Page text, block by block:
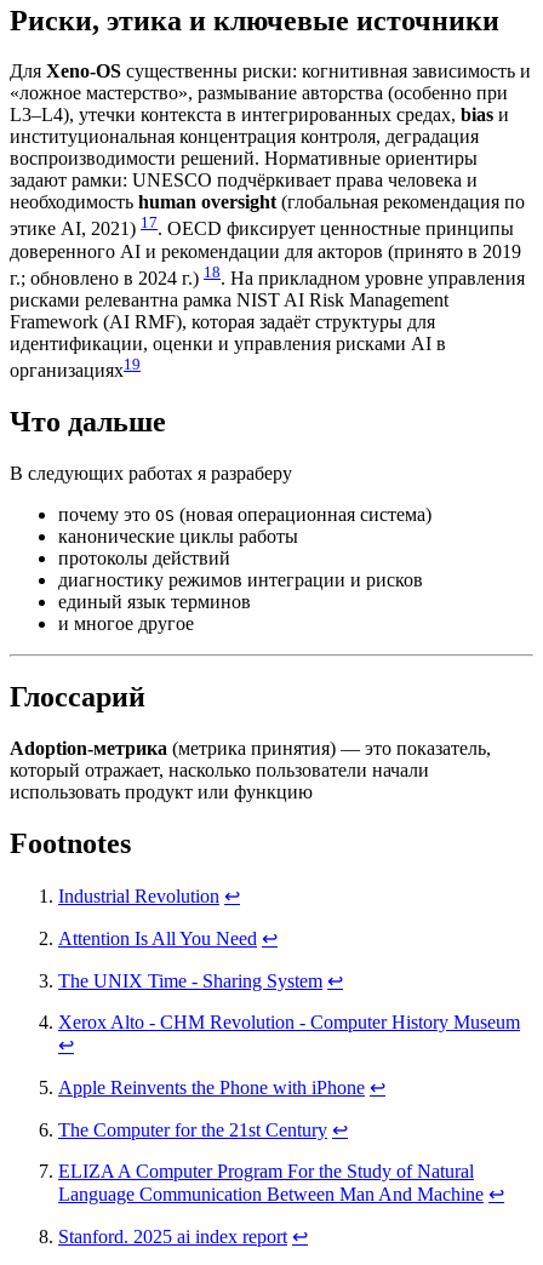
Риски, этика и ключевые источники
Для Xeno-OS существенны риски: когнитивная зависимость и
«ложное мастерство», размывание авторства (особенно при
L3–L4), утечки контекста в интегрированных средах, bias и
институциональная концентрация контроля, деградация
воспроизводимости решений. Нормативные ориентиры
задают рамки: UNESCO подчёркивает права человека и
необходимость human oversight(глобальная рекомендация по
этике AI, 2021) 17. OECD фиксирует ценностные принципы
доверенного AI и рекомендации для акторов (принято в 2019
г.; обновлено в 2024 г.) 18. На прикладном уровне управления
рисками релевантна рамка NIST AI Risk Management
Framework (AI RMF), которая задаёт структуры для
идентификации, оценки и управления рисками AI в
организациях19
Что дальше
В следующих работах я разраберу
почему это OS (новая операционная система)
канонические циклы работы
протоколы действий
диагностику режимов интеграции и рисков
единый язык терминов
и многое другое
Глоссарий
Adoption-метрика (метрика принятия) — это показатель,
который отражает, насколько пользователи начали
использовать продукт или функцию
Footnotes
Industrial Revolution ↩
Attention Is All You Need ↩
The UNIX Time - Sharing System ↩
Xerox Alto - CHM Revolution - Computer History Museum
↩
Apple Reinvents the Phone with iPhone ↩
The Computer for the 21st Century ↩
ELIZA A Computer Program For the Study of Natural
Language Communication Between Man And Machine ↩
Stanford. 2025 ai index report ↩